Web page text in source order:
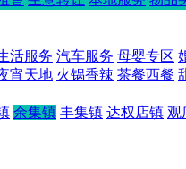
活服务 汽车服务 母婴专区
宵天地 火锅香辣 茶餐西餐
余集镇 丰集镇 达权店镇 观